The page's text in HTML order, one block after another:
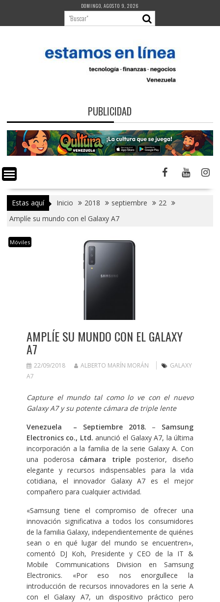
contenido
DOMINGO, AGOSTO 9, 2026
PUBLICIDAD
Estas aquí Inicio 2018 septiembre
22
Amplíe su mundo con el Galaxy A7
Móviles
AMPLÍE SU MUNDO CON EL GALAXY
A7
22/09/2018 ALBERTO MARÍN MORÁN
GALAXY
A7
Capture el mundo tal como lo ve con el nuevo
Galaxy A7 y su potente cámara de triple lente
Venezuela – Septiembre 2018. – Samsung
Electronics co., Ltd. anunció el Galaxy A7, la última
incorporación a la familia de la serie Galaxy A. Con
una poderosa cámara tripleposterior, diseño
elegante y recursos indispensables para la vida
cotidiana, el innovador Galaxy A7 es el mejor
compañero para cualquier actividad.
«Samsung tiene el compromiso de ofrecer una
innovación significativa a todos los consumidores
de la familia Galaxy, independientemente de quiénes
sean o en qué lugar del mundo se encuentren»,
comentó DJ Koh, Presidente y CEO de la IT &
Mobile Communications Division en Samsung
Electronics. «Por eso nos enorgullece la
introducción de recursos innovadores en la serie A
con el Galaxy A7, un dispositivo práctico pero